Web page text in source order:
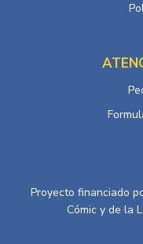
Proyecto financiado
Cómic y de la